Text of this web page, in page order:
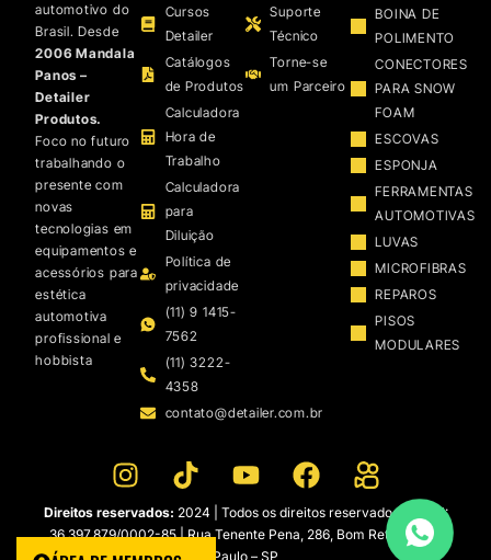
automotivo do
Brasil. Desde
2006 Mandala
Panos –
Detailer
Produtos.
Foco no futuro
trabalhando o
presente com
novas
tecnologias em
equipamentos e
acessórios para
estética
automotiva
profissional e
hobbista
Cursos
Detailer
Catálogos
de Produtos
Calculadora
Hora de
Trabalho
Calculadora
para
Diluição
Política de
privacidade
(11) 9 1415-
7562
(11) 3222-
4358
contato@detailer.com.br
Suporte
Técnico
Torne-se
um Parceiro
BOINA DE
POLIMENTO
CONECTORES
PARA SNOW
FOAM
ESCOVAS
ESPONJA
FERRAMENTAS
AUTOMOTIVAS
LUVAS
MICROFIBRAS
REPAROS
PISOS
MODULARES
Direitos reservados: 2024 | Todos os direitos reservados | CNPJ:
36.397.879/0002-85 | Rua Tenente Pena, 286, Bom Retiro – São
Paulo – SP